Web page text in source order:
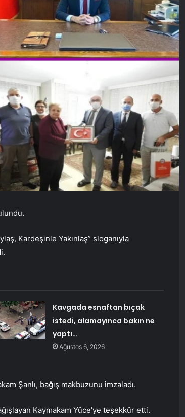
Kardeşinle Yakınlaş” sloganıyla
Kavgada esnaftan bıçak
istedi, alamayınca bakın ne
yaptı…
Ağustos 6, 2026
Şanlı, bağış makbuzunu imzaladı.
Kaymakam Yüce’ye teşekkür etti.